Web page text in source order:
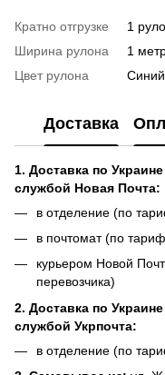
Кратно отгрузке
1
Ширина рулона
1
Цвет рулона
Синий
Доставка
1. Доставка по
службой Новая Почта:
в отделение (по
в почтомат (по
курьером Новой
перевозчика)
2. Доставка по
службой Укрпочта:
в отделение (по